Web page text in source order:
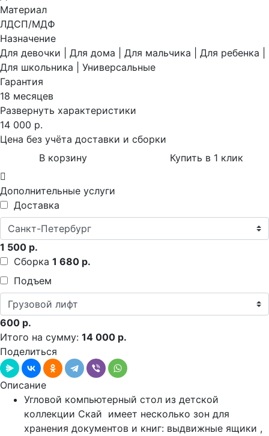
Материал
ЛДСП/МДФ
Назначение
Для девочки | Для дома | Для мальчика | Для ребенка |
Для школьника | Универсальные
Гарантия
18 месяцев
Развернуть характеристики
14 000 р.
Цена без учёта доставки и сборки
В корзину
Купить в 1 клик
Дополнительные услуги
Доставка
1 500 р.
Сборка 1 680 р.
Подъем
600 р.
Итого на сумму: 14 000 р.
Поделиться
Описание
Угловой компьютерный стол из детской
коллекции Скай имеет несколько зон для
хранения документов и книг: выдвижные ящики ,